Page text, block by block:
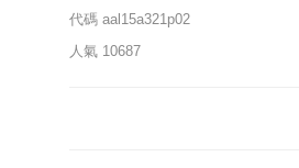
代碼 aal15a321p02
人氣 10687